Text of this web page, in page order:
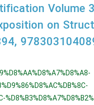
Volume
on